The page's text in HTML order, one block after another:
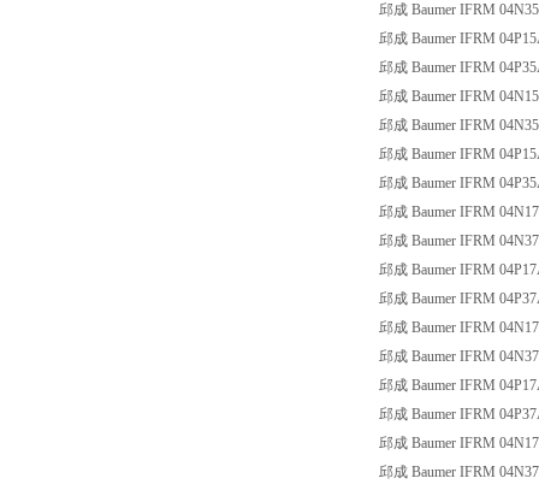
邱成 Baumer IFRM
邱成 Baumer IFRM
邱成 Baumer IFRM
邱成 Baumer IFRM
邱成 Baumer IFRM
邱成 Baumer IFRM
邱成 Baumer IFRM
邱成 Baumer IFRM
邱成 Baumer IFRM
邱成 Baumer IFRM
邱成 Baumer IFRM
邱成 Baumer IFRM
邱成 Baumer IFRM
邱成 Baumer IFRM
邱成 Baumer IFRM
邱成 Baumer IFRM
邱成 Baumer IFRM